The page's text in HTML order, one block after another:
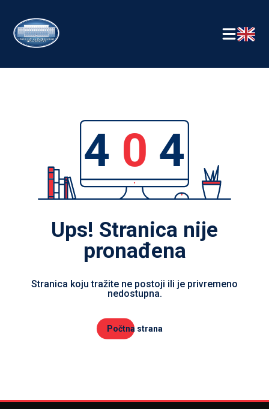
4 0 4
Ups! Stranica nije
pronađena
Stranica koju tražite ne postoji ili je privremeno
nedostupna.
Počtna strana